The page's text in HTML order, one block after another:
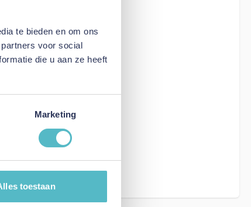
te bieden en om ons
voor social
die u aan ze heeft
Marketing
toestaan
- the
of Service